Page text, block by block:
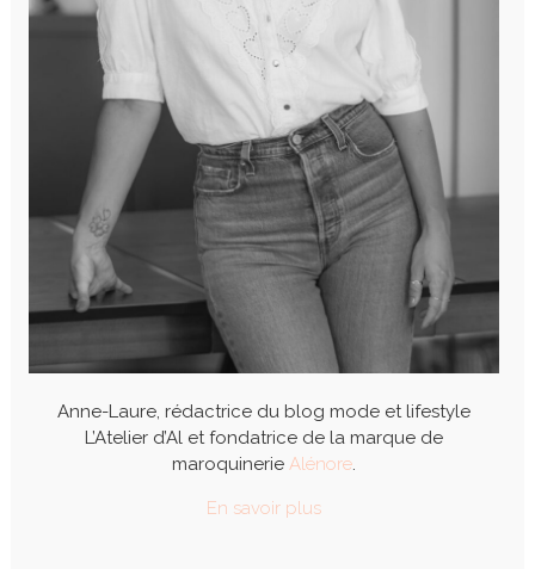
Anne-Laure, rédactrice du blog mode et lifestyle
L’Atelier d’Al et fondatrice de la marque de
maroquinerie Alénore.
En savoir plus